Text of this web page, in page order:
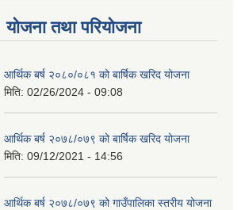
योजना तथा परियोजना
आर्थिक बर्ष २०८०/०८१ को बार्षिक खरिद योजना
मिति: 02/26/2024 - 09:08
आर्थिक बर्ष २०७८/०७९ को बार्षिक खरिद योजना
मिति: 09/12/2021 - 14:56
आर्थिक बर्ष २०७८/०७९ को गाउँपालिका स्तरीय योजना